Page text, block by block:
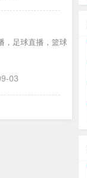
，足球直播，篮球
03